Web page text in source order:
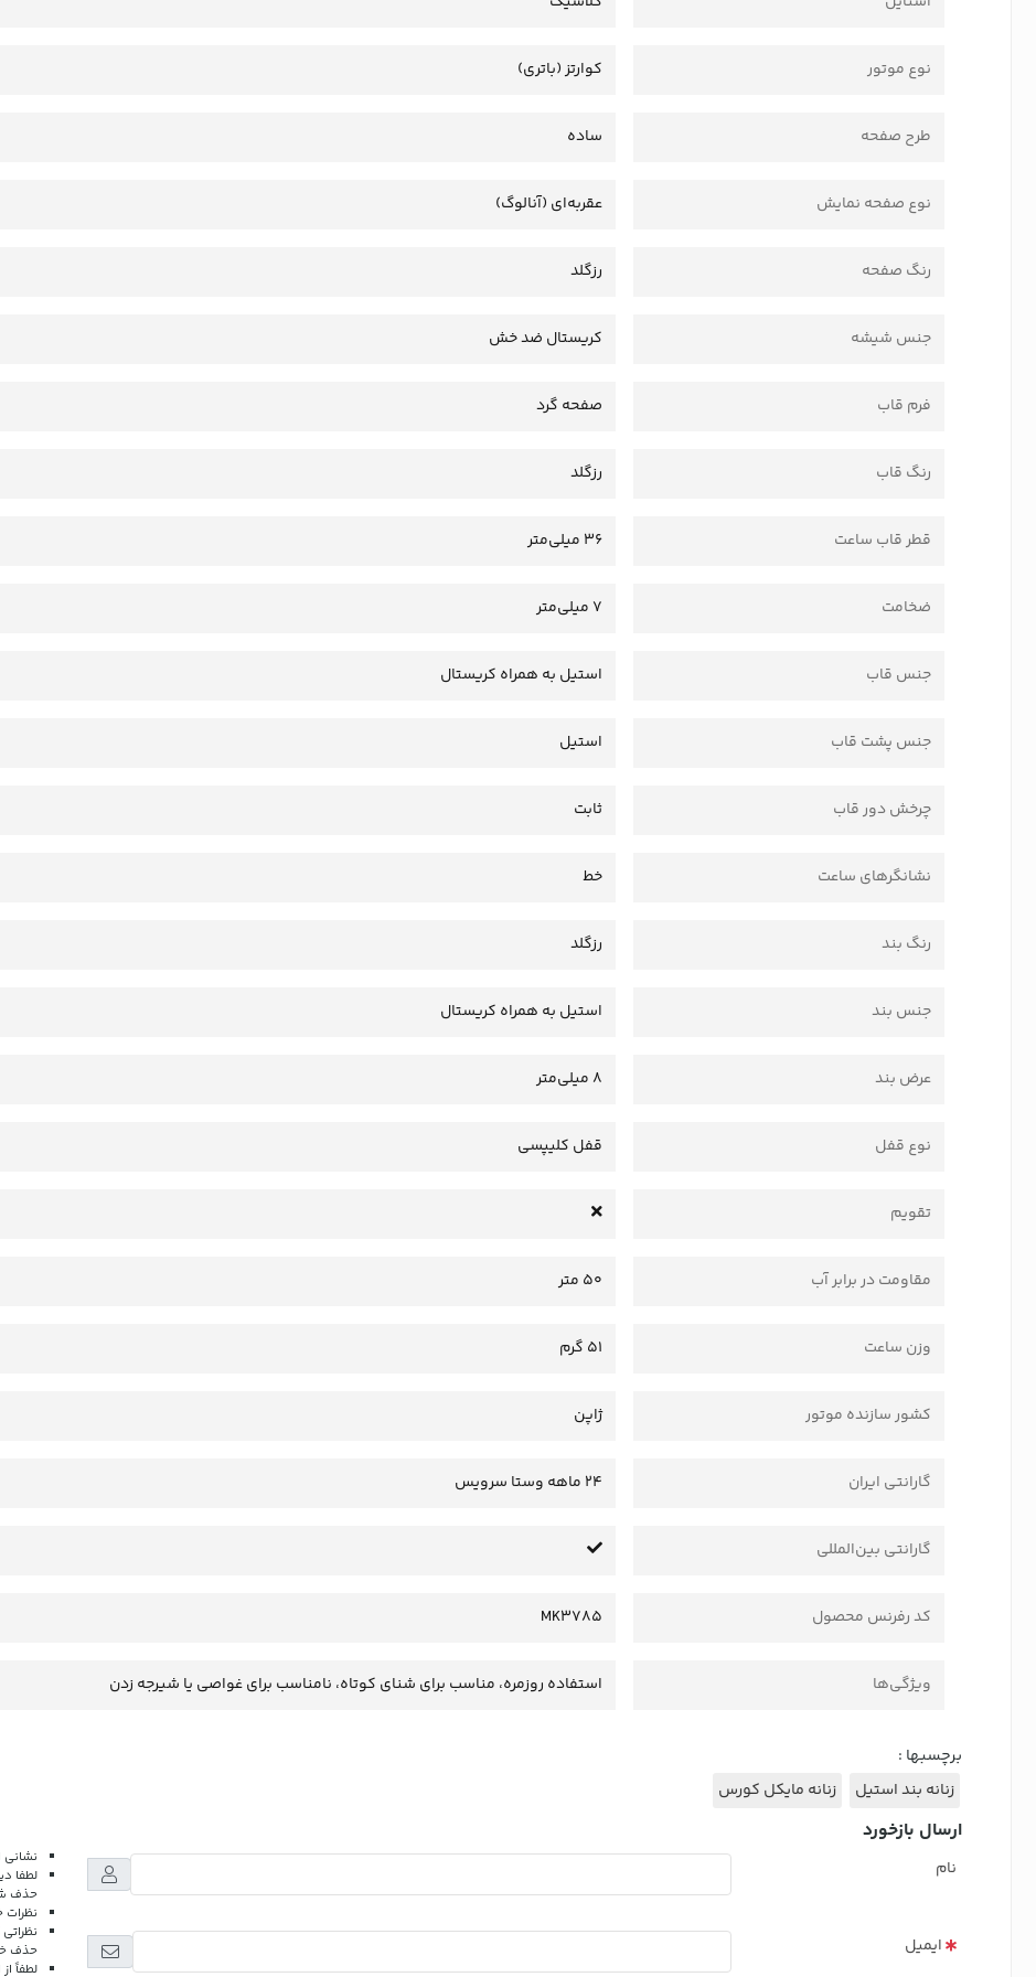
نوع موتور کوارتز (باتری)
طرح صفحه ساده
نوع صفحه نمایش عقربه‌ای (آنالوگ)
رنگ صفحه رزگلد
جنس شیشه کریستال ضد خش
فرم قاب صفحه گرد
رنگ قاب رزگلد
قطر قاب ساعت 36 میلی‌متر
ضخامت 7 میلی‌متر
جنس قاب استیل به همراه کریستال
جنس پشت قاب استیل
چرخش دور قاب ثابت
نشانگرهای ساعت خط
رنگ بند رزگلد
جنس بند استیل به همراه کریستال
عرض بند 8 میلی‌متر
نوع قفل قفل کلیپسی
تقویم
مقاومت در برابر آب 50 متر
وزن ساعت 51 گرم
کشور سازنده موتور ژاپن
گارانتی ایران 24 ماهه وستا سرویس
گارانتی بین‌المللی
کد رفرنس محصول MK3785
ویژگی‌ها استفاده روزمره، مناسب برای شنای کوتاه، نامناسب برای غواصی یا شیرجه زدن
برچسبها :
زنانه بند استیل
زنانه مایکل کورس
ارسال بازخورد
نام
ایمیل
لطفا
حذف
نظرات
حذف
لطفاً